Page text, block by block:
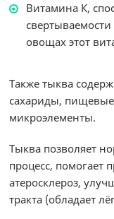
Витамина К,
овощах этот
Также тыква
сахариды,
микроэлементы.
Тыква позволяет
процесс, помогает
атеросклероз,
тракта (обладает